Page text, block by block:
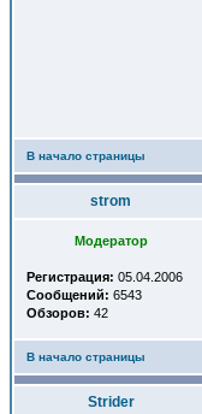
В начало страницы
strom
Модератор
Регистрация: 05.04.2006
Сообщений: 6543
Обзоров: 42
В начало страницы
Strider